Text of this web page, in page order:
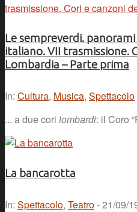
Le sempreverdi.
italiano. VII trasmissione.
Lombardia – Parte prima
In: Cultura, Musica, Spettacolo
... a due cori lombardi: il Coro
La bancarotta
In: Spettacolo, Teatro- 21/09/